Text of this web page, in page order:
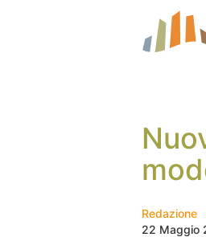
Redazione
22 Maggio